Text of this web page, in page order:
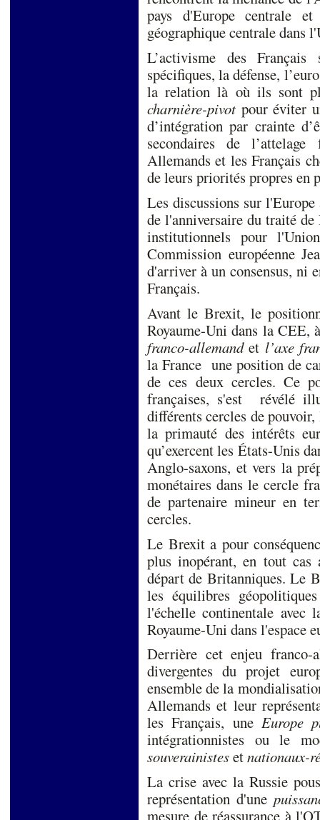
pays d'Europe centrale
géographique centrale
L’activisme des
spécifiques, la défense,
la relation là où ils sont
charnière-pivot pour éviter
d’intégration par crainte
secondaires de l’attelage
Allemands et les Français
de leurs priorités propres en
Les discussions sur
de l'anniversaire du traité
institutionnels pour
Commission européenne
d'arriver à un consensus, ni
Français.
Avant le Brexit, le
Royaume-Uni dans la CEE,
franco-allemandet l’axe
la France une position de
de ces deux cercles. Ce
françaises, s'est révélé
différents cercles de
la primauté des intérêts
qu’exercent les États-Unis
Anglo-saxons, et vers la
monétaires dans le cercle
de partenaire mineur en
cercles.
Le Brexit a pour
plus inopérant, en tout cas
départ de Britanniques. Le
les équilibres
l'échelle continentale
Royaume-Uni dans
Derrière cet enjeu franco-
divergentes du projet
ensemble de la
Allemands et leur
les Français, une Europe
intégrationnistes ou le
souverainistesetnationaux-
La crise avec la Russie
représentation d'une
mesure de réassurance à